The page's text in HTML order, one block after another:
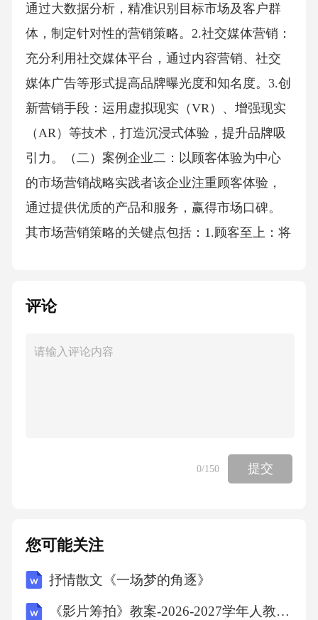
通过大数据分析，精准识别目标市场及客户群
体，制定针对性的营销策略。2.社交媒体营销：
充分利用社交媒体平台，通过内容营销、社交
媒体广告等形式提高品牌曝光度和知名度。3.创
新营销手段：运用虚拟现实（VR）、增强现实
（AR）等技术，打造沉浸式体验，提升品牌吸
引力。（二）案例企业二：以顾客体验为中心
的市场营销战略实践者该企业注重顾客体验，
通过提供优质的产品和服务，赢得市场口碑。
其市场营销策略的关键点包括：1.顾客至上：将
需求，提供个性化的产品和服务，提升客户满
查和推荐奖励计划等方式，鼓励顾客分享正面
营销策略的成功之处在于：1.跨界合作策略：与
其他行业的企业展开合作，共同开发新产品和
本。3.联合营销：通过共同宣传、推广活动，提
高品牌知名度和影响力。三、分析与启示通过
对以上案例的分析，我们可以得出以下启示：1.
评论
0/150 提交
您可能关注
抒情散文《一场梦的角逐》
《影片筹拍》教案-2026-2027学年人教版（新教材）小学美术六年级上册